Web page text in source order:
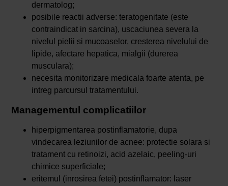
dermatolog;
posibile reactii adverse: teratogenitate (este
contraindicat in sarcina), uscaciunea severa la
nivelul pielii si mucoaselor, cresterea nivelului de
lipide, afectare hepatica, mialgii (durerea
musculara);
necesita monitorizare medicala foarte atenta, pe
intreg parcursul tratamentului.
Managementul complicatiilor
hiperpigmentarea postinflamatorie, dupa
vindecarea leziunilor de acnee: protectie solara si
tratament cu retinoizi, acid azelaic, peeling-uri
chimice superficiale;
eritemul (inrosirea fetei) postinflamator: laser